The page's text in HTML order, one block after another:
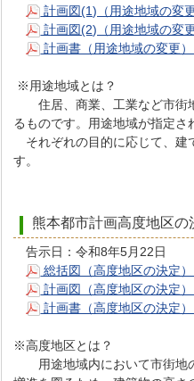
計画図(1)（用途地域の変
計画図(2)（用途地域の変
計画書（用途地域の変更
※用途地域とは？
住居、商業、工業など市街
るものです。用途地域が指定さ
それぞれの目的に応じて、建
す。
熊本都市計画高度地区の
告示日：令和8年5月22日
総括図（高度地区の決定
計画図（高度地区の決定
計画書（高度地区の決定
※高度地区とは？
用途地域内において市街地